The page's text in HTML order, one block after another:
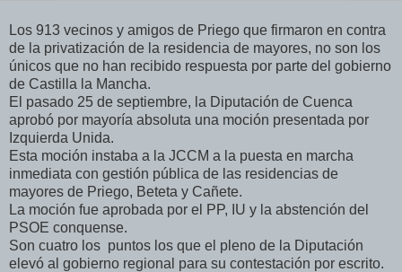
Los 913 vecinos y amigos de Priego que firmaron en contra
de la privatización de la residencia de mayores, no son los
únicos que no han recibido respuesta por parte del gobierno
de Castilla la Mancha.
El pasado 25 de septiembre, la Diputación de Cuenca
aprobó por mayoría absoluta una moción presentada por
Izquierda Unida.
Esta moción instaba a la JCCM a la puesta en marcha
inmediata con gestión pública de las residencias de
mayores de Priego, Beteta y Cañete.
La moción fue aprobada por el PP, IU y la abstención del
PSOE conquense.
Son cuatro los puntos los que el pleno de la Diputación
elevó al gobierno regional para su contestación por escrito.